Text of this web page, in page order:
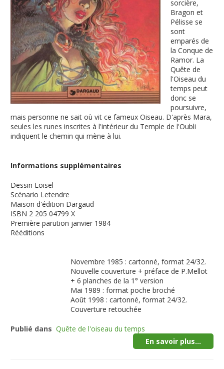
sorcière,
Bragon et
Pélisse se
sont
emparés de
la Conque de
Ramor. La
Quête de
l'Oiseau du
temps peut
donc se
poursuivre,
mais personne ne sait où vit ce fameux Oiseau. D'après Mara,
seules les runes inscrites à l'intérieur du Temple de l'Oubli
indiquent le chemin qui mène à lui.
Informations supplémentaires
Dessin Loisel
Scénario Letendre
Maison d'édition Dargaud
ISBN 2 205 04799 X
Première parution janvier 1984
Rééditions
Novembre 1985 : cartonné, format 24/32.
Nouvelle couverture + préface de P.Mellot
+ 6 planches de la 1° version
Mai 1989 : format poche broché
Août 1998 : cartonné, format 24/32.
Couverture retouchée
Publié dans Quête de l'oiseau du temps
En savoir plus...